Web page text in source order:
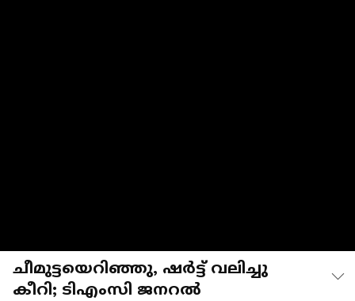
ചീമുട്ടയെറിഞ്ഞു, ഷർട്ട് വലിച്ചു
കീറി; ടിഎംസി ജനറൽ